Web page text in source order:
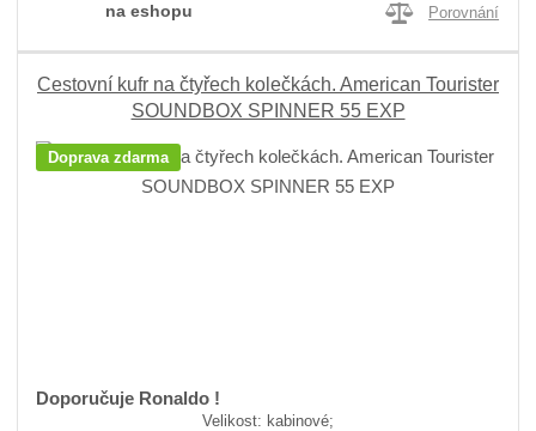
na eshopu
Porovnání
Cestovní kufr na čtyřech kolečkách. American Tourister
SOUNDBOX SPINNER 55 EXP
Doprava zdarma
Doporučuje Ronaldo !
Velikost: kabinové;